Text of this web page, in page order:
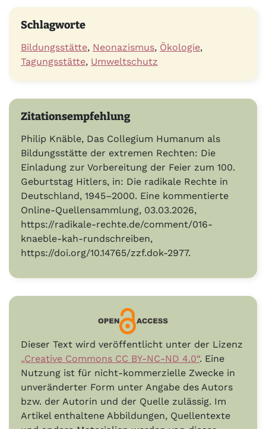
Schlagworte
Bildungsstätte, Neonazismus, Ökologie,
Tagungsstätte, Umweltschutz
Zitationsempfehlung
Philip Knäble, Das Collegium Humanum als
Bildungsstätte der extremen Rechten: Die
Einladung zur Vorbereitung der Feier zum 100.
Geburtstag Hitlers, in: Die radikale Rechte in
Deutschland, 1945–2000. Eine kommentierte
Online-Quellensammlung, 03.03.2026,
https://radikale-rechte.de/comment/016-
knaeble-kah-rundschreiben,
https://doi.org/10.14765/zzf.dok-2977.
Dieser Text wird veröffentlicht unter der Lizenz
„Creative Commons CC BY-NC-ND 4.0“. Eine
Nutzung ist für nicht-kommerzielle Zwecke in
unveränderter Form unter Angabe des Autors
bzw. der Autorin und der Quelle zulässig. Im
Artikel enthaltene Abbildungen, Quellentexte